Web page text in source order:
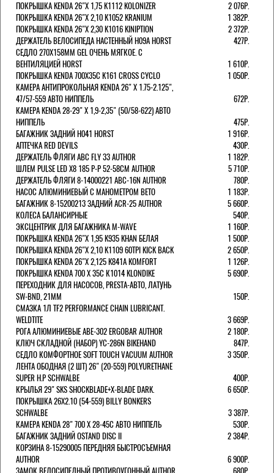
ПОКРЫШКА KENDA 26"Х 1,75 K1112 KOLONIZER
2 076Р.
ПОКРЫШКА KENDA 26"Х 2,10 K1052 KRANIUM
1 382Р.
ПОКРЫШКА KENDA 26"Х 2,30 K1016 KINIPTION
2 372Р.
ДЕРЖАТЕЛЬ ВЕЛОСИПЕДА НАСТЕННЫЙ H09A HORST
427Р.
СЕДЛО 270Х158ММ GEL ОЧЕНЬ МЯГКОЕ. С
ВЕНТИЛЯЦИЕЙ HORST
1 610Р.
ПОКРЫШКА KENDA 700Х35С K161 CROSS CYCLO
1 050Р.
КАМЕРА АНТИПРОКОЛЬНАЯ KENDA 26" Х 1.75-2.125",
47/57-559 АВТО НИППЕЛЬ
672Р.
КАМЕРА KENDA 28-29" Х 1,9-2,35" (50/58-622) АВТО
НИППЕЛЬ
475Р.
БАГАЖНИК ЗАДНИЙ H041 HORST
1 916Р.
АПТЕЧКА RED DEVILS
430Р.
ДЕРЖАТЕЛЬ ФЛЯГИ АВС FLY 33 AUTHOR
1 182Р.
ШЛЕМ PULSE LED X8 185 Р-Р 52-58СМ AUTHOR
5 710Р.
ДЕРЖАТЕЛЬ ФЛЯГИ 8-14000221 ABC-16N AUTHOR
780Р.
НАСОС АЛЮМИНИЕВЫЙ С МАНОМЕТРОМ BETO
1 183Р.
БАГАЖНИК 8-15200213 ЗАДНИЙ ACR-25 AUTHOR
5 660Р.
КОЛЕСА БАЛАНСИРНЫЕ
540Р.
ЭКСЦЕНТРИК ДЛЯ БАГАЖНИКА M-WAVE
1 160Р.
ПОКРЫШКА KENDA 26"Х 1,95 K935 KHAN БЕЛАЯ
1 500Р.
ПОКРЫШКА KENDA 26"Х 2,10 K1109 60TPI KICK BACK
2 650Р.
ПОКРЫШКА KENDA 26"Х 2,125 K841A KOMFORT
1 126Р.
ПОКРЫШКА KENDA 700 Х 35С К1014 KLONDIKE
5 690Р.
ПЕРЕХОДНИК ДЛЯ НАСОСОВ, PRESTA-АВТО, ЛАТУНЬ
SW-BND, 21ММ
150Р.
СМАЗКА 1Л TF2 PERFORMANCE CHAIN LUBRICANT.
WELDTITE
3 669Р.
РОГА АЛЮМИНИЕВЫЕ ABE-302 ERGOBAR AUTHOR
2 180Р.
КЛЮЧ СКЛАДНОЙ (НАБОР) YC-286N BIKEHAND
847Р.
СЕДЛО КОМФОРТНОЕ SOFT TOUCH VACUUM AUTHOR
3 350Р.
ЛЕНТА ОБОДНАЯ (2 ШТ) 26" (20-559) POLYURETHANE
SUPER H.P SCHWALBE
400Р.
КРЫЛЬЯ 29" SKS SHOCKBLADE+X-BLADE DARK.
6 650Р.
ПОКРЫШКА 26X2.10 (54-559) BILLY BONKERS
SCHWALBE
3 387Р.
КАМЕРА KENDA 28" 700 Х 28-45С АВТО НИППЕЛЬ
530Р.
БАГАЖНИК ЗАДНИЙ OSTAND DISC II
2 384Р.
КОРЗИНА 8-15290005 ПЕРЕДНЯЯ БЫСТРОСЪЕМНАЯ
AUTHOR
6 900Р.
ЗАМОК ВЕЛОСИПЕДНЫЙ ПРОТИВОУГОННЫЙ AUTHOR
680Р.